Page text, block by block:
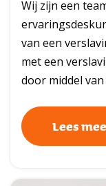
Wij zijn een
van een
met een
door middel
Lees